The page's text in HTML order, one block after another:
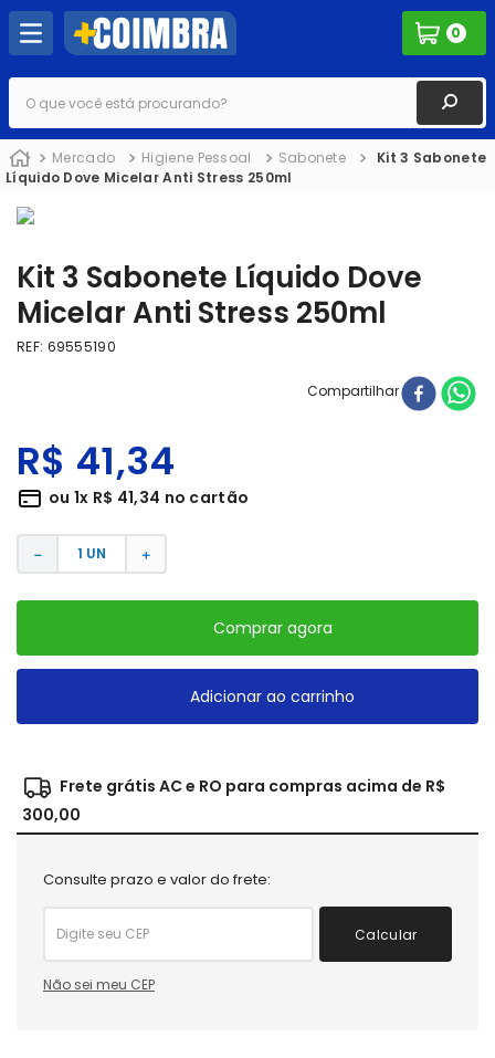
0
O que você está procurando?
Mercado Higiene Pessoal Sabonete
Kit 3 Sabonete
Líquido Dove Micelar Anti Stress 250ml
Kit 3 Sabonete Líquido Dove
Micelar Anti Stress 250ml
REF: 69555190
Compartilhar
R$ 41,34
ou 1x R$ 41,34 no cartão
＋
－
Comprar agora
Adicionar ao carrinho
Frete grátis AC e RO para compras acima de R$
300,00
Consulte prazo e valor do frete:
Calcular
Não sei meu CEP